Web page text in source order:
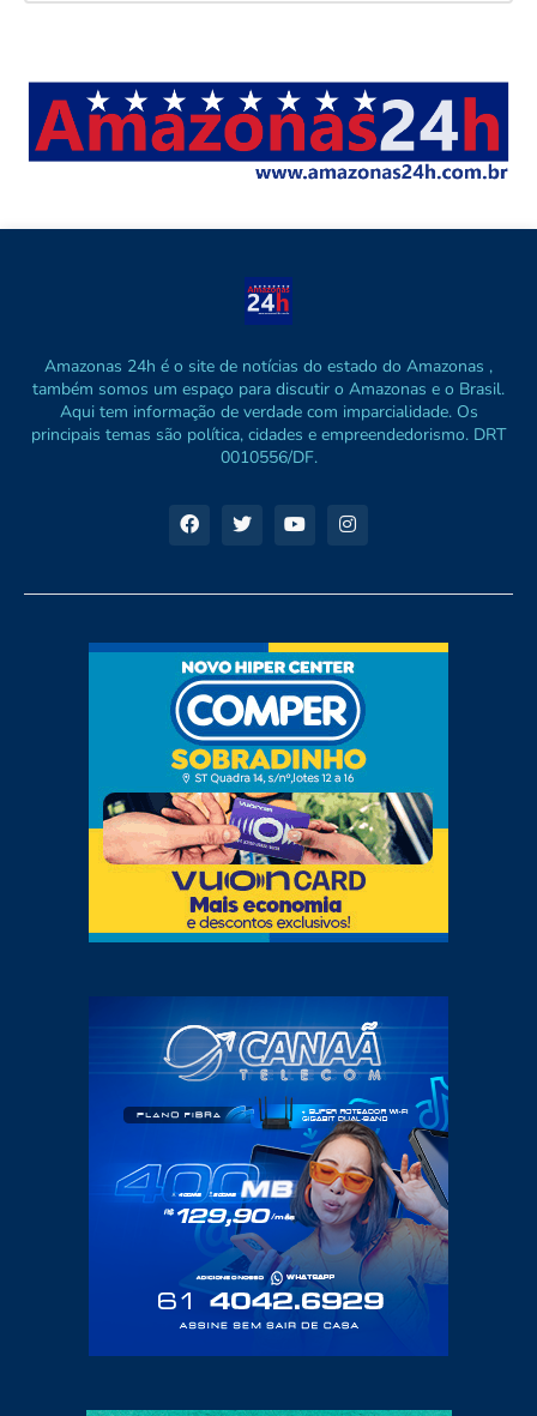
Amazonas 24h é o site de notícias do estado do Amazonas ,
também somos um espaço para discutir o Amazonas e o Brasil.
Aqui tem informação de verdade com imparcialidade. Os
principais temas são política, cidades e empreendedorismo. DRT
0010556/DF.